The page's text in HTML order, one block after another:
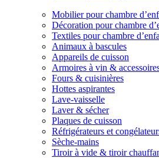
Mobilier pour chambre
Décoration pour chambre
Textiles pour chambre
Animaux à bascules
Appareils de cuisson
Armoires à vin &
Fours & cuisinières
Hottes aspirantes
Lave-vaisselle
Laver & sécher
Plaques de cuisson
Réfrigérateurs et
Sèche-mains
Tiroir à vide & tiroir